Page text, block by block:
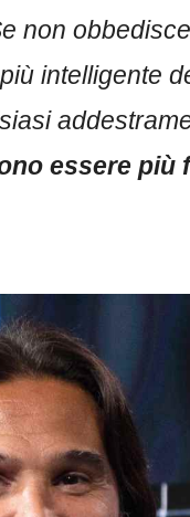
non obbedisce
intelligente
essere più